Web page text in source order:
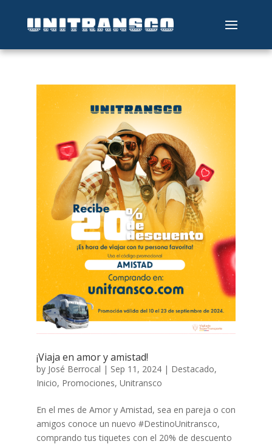
¡Viaja en amor y amistad!
by José Berrocal | Sep 11, 2024| Destacado,
Inicio, Promociones, Unitransco
En el mes de Amor y Amistad, sea en pareja o con
amigos conoce un nuevo #DestinoUnitransco,
comprando tus tiquetes con el 20% de descuento